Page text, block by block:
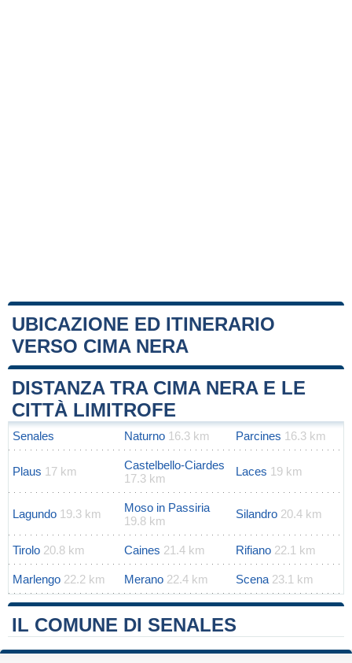
UBICAZIONE ED ITINERARIO
VERSO CIMA NERA
+
−
Leaflet|Map data ©
DISTANZA TRA CIMA NERA E LE
CITTÀ LIMITROFE
Senales Naturno 16.3 km Parcines 16.3 km
Plaus 17 km
Castelbello-Ciardes
17.3 km
Laces 19 km
Lagundo 19.3 km
Moso in Passiria
19.8 km
Silandro 20.4 km
Tirolo 20.8 km Caines 21.4 km Rifiano 22.1 km
Marlengo 22.2 km Merano 22.4 km Scena 23.1 km
IL COMUNE DI SENALES